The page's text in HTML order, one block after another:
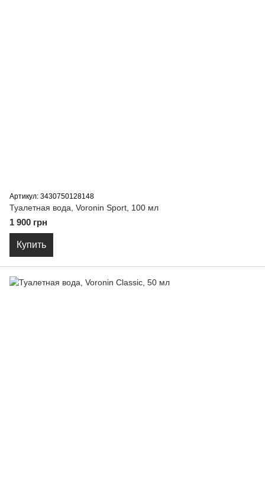
Артикул: 3430750128148
Туалетная вода, Voronin Sport, 100 мл
1 900 грн
Купить